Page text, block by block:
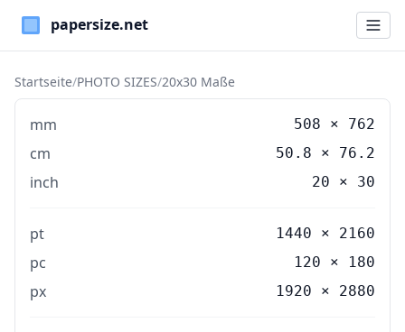
Paper Sizes
Startseite/PHOTO SIZES/20x30 Maße
mm 508 × 762
cm 50.8 × 76.2
inch 20 × 30
pt 1440 × 2160
pc 120 × 180
px 1920 × 2880